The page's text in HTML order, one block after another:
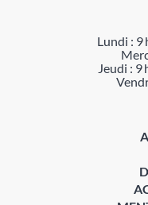
Lundi : 9
Jeudi : 9